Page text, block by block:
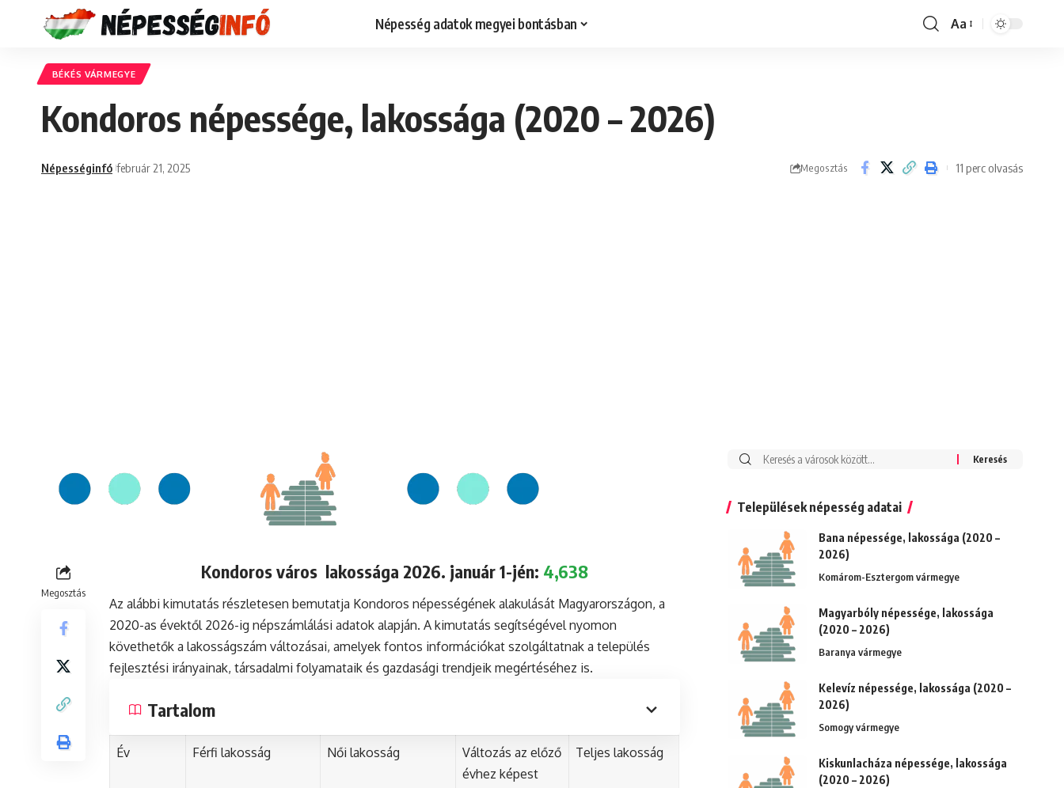
Népesség adatok megyei bontásban
Font
Aa
BÉKÉS VÁRMEGYE
Kondoros népessége, lakossága (2020 – 2026)
Népességinfó február 21, 2025 Megosztás 11 perc olvasás
Megosztás
Kondoros város lakossága 2026. január 1-jén: 4,638
Az alábbi kimutatás részletesen bemutatja Kondoros népességének alakulását Magyarországon, a
2020-as évektől 2026-ig népszámlálási adatok alapján. A kimutatás segítségével nyomon
követhetők a lakosságszám változásai, amelyek fontos információkat szolgáltatnak a település
fejlesztési irányainak, társadalmi folyamataik és gazdasági trendjeik megértéséhez is.
Tartalom
Év Férfi lakosság Női lakosság
Változás az előző
évhez képest
Teljes lakosság
Keresés:
Települések népesség adatai
Bana népessége, lakossága (2020 –
2026)
Komárom-Esztergom vármegye
Magyarbóly népessége, lakossága
(2020 – 2026)
Baranya vármegye
Kelevíz népessége, lakossága (2020 –
2026)
Somogy vármegye
Kiskunlacháza népessége, lakossága
(2020 – 2026)